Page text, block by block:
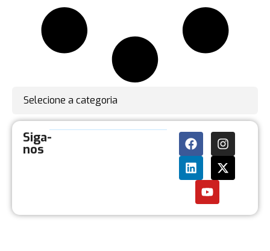
Selecione a categoria
Siga-
nos